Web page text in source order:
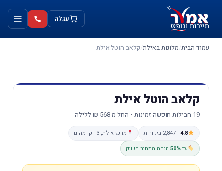
עגלה
עמוד הבית מלונות באילת קלאב הוטל אילת
קלאב הוטל אילת
19 חבילות חופשה זמינות • החל מ-568 ₪ ללילה
4.8· 2,847 ביקורות
מרכז אילת, 3 דק' מהים
עד50%הנחה ממחיר השוק